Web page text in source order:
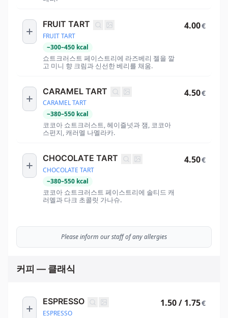
FRUIT TART
FRUIT TART
~300–450 kcal
쇼트크러스트 페이스트리에 라즈베리 젤을 깔
고 미니 향 크림과 신선한 베리를 채움.
4.00€
CARAMEL TART
CARAMEL TART
~380–550 kcal
코코아 쇼트크러스트, 헤이즐넛과 잼, 코코아
스펀지, 캐러멜 나멜라카.
4.50€
CHOCOLATE TART
CHOCOLATE TART
~380–550 kcal
코코아 쇼트크러스트 페이스트리에 솔티드 캐
러멜과 다크 초콜릿 가나슈.
4.50€
Please inform our staff of any allergies
커피 — 클래식
ESPRESSO
ESPRESSO
1.50 / 1.75€